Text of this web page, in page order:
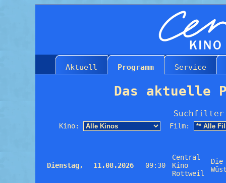
Aktuell Programm Service
Das aktuelle
Suchfilter
Kino: Film:
Dienstag, 11.08.2026 09:30
Central
Kino
Rottweil
Die